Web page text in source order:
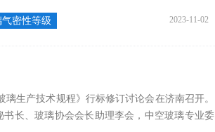
密性等级 2023-11-02
璃生产技术规程》行标修订讨论会在济南召开。
长、玻璃协会会长助理李会，中空玻璃专业委